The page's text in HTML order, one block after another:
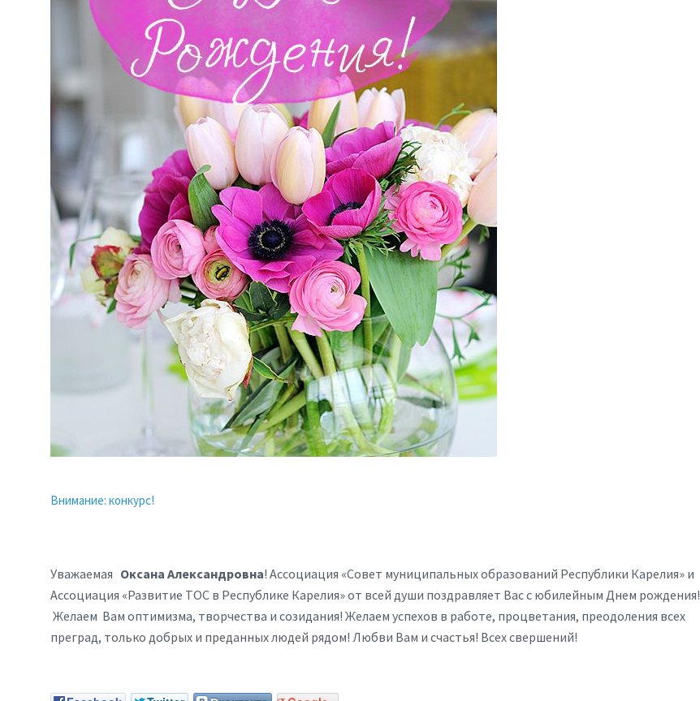
Внимание: конкурс!
Уважаемая Оксана Александровна! Ассоциация «Совет муниципальных образований Республики Карелия» и
Ассоциация «Развитие ТОС в Республике Карелия» от всей души поздравляет Вас с юбилейным Днем рождения!
Желаем Вам оптимизма, творчества и созидания! Желаем успехов в работе, процветания, преодоления всех
преград, только добрых и преданных людей рядом! Любви Вам и счастья! Всех свершений!